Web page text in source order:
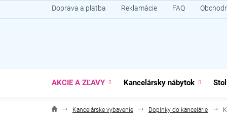
na
Doprava a platba Reklamácie FAQ
AKCIE A ZĽAVY Kancelársky nábytok
Kancelárske vybavenie Doplnky do kancelárie